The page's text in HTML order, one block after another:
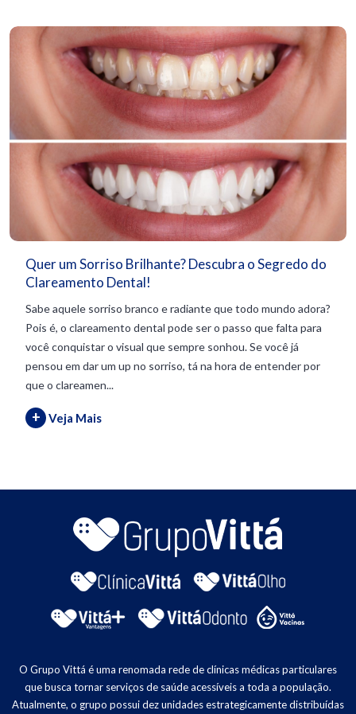
Quer um Sorriso Brilhante? Descubra o Segredo do
Clareamento Dental!
Sabe aquele sorriso branco e radiante que todo mundo adora?
Pois é, o clareamento dental pode ser o passo que falta para
você conquistar o visual que sempre sonhou. Se você já
pensou em dar um up no sorriso, tá na hora de entender por
que o clareamen...
+ Veja Mais
O Grupo Vittá é uma renomada rede de clínicas médicas particulares
que busca tornar serviços de saúde acessíveis a toda a população.
Atualmente, o grupo possui dez unidades estrategicamente distribuídas